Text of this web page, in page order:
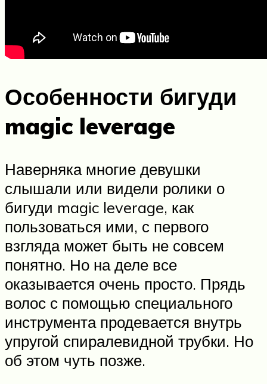
Особенности бигуди
magic leverage
Наверняка многие девушки
слышали или видели ролики о
бигуди magic leverage, как
пользоваться ими, с первого
взгляда может быть не совсем
понятно. Но на деле все
оказывается очень просто. Прядь
волос с помощью специального
инструмента продевается внутрь
упругой спиралевидной трубки. Но
об этом чуть позже.